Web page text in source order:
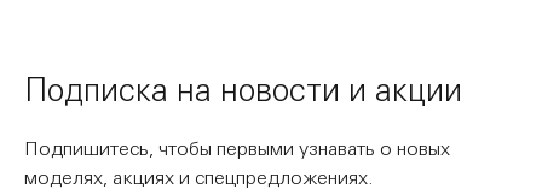
Подписка на новости и акции
Подпишитесь, чтобы первыми узнавать о новых
моделях, акциях и спецпредложениях.